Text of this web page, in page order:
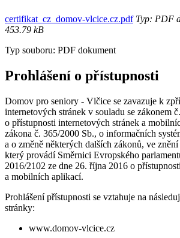
certifikat_cz_domov-vlcice.cz.pdfTyp: PDF
453.79 kB
Typ souboru: PDF dokument
Prohlášení o přístupnosti
Domov pro seniory - Vlčice se zavazuje k
internetových stránek v souladu se zákonem
o přístupnosti internetových stránek a
zákona č. 365/2000 Sb., o informačních
a o změně některých dalších zákonů, ve
který provádí Směrnici Evropského
2016/2102 ze dne 26. října 2016 o
a mobilních aplikací.
Prohlášení přístupnosti se vztahuje na
stránky:
www.domov-vlcice.cz